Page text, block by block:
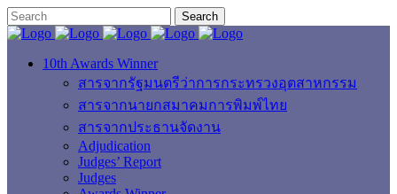
10th Awards Winner
สารจากรัฐมนตรีว่าการกระทรวงอุตสาหกรรม
สารจากนายกสมาคมการพิมพ์ไทย
สารจากประธานจัดงาน
Adjudication
Judges’ Report
Judges